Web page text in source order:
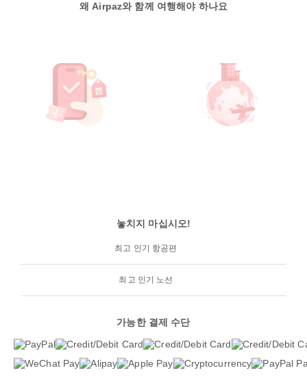
왜 Airpaz와 함께 여행해야 하나요
놓치지 마십시오!
최고 인기 항공편
최고 인기 노선
가능한 결제 수단